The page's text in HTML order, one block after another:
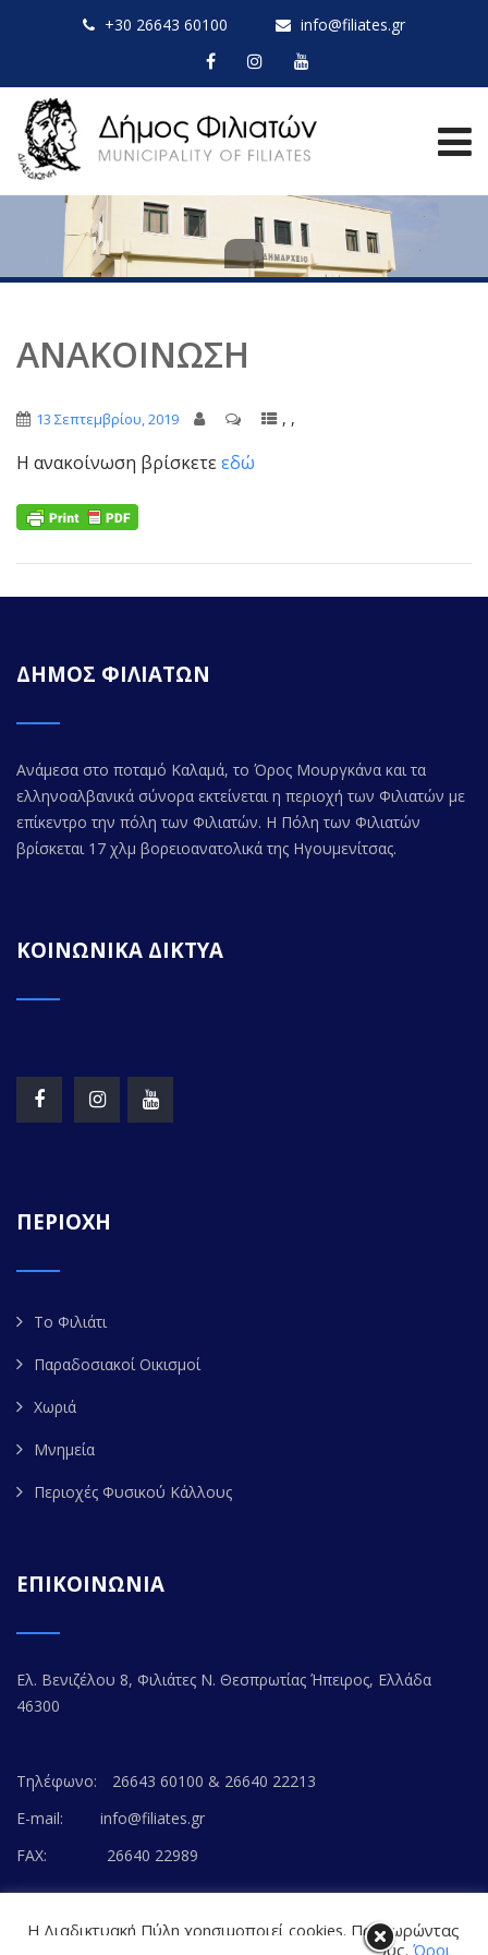
+30 26643 60100 info@filiates.gr
ΑΝΑΚΟΙΝΩΣΗ
13 Σεπτεμβρίου, 2019 , ,
Η ανακοίνωση βρίσκετεεδώ
ΔΗΜΟΣ ΦΙΛΙΑΤΩΝ
Ανάμεσα στο ποταμό Καλαμά, το Όρος Μουργκάνα και τα
ελληνοαλβανικά σύνορα εκτείνεται η περιοχή των Φιλιατών με
επίκεντρο την πόλη των Φιλιατών. Η Πόλη των Φιλιατών
βρίσκεται 17 χλμ βορειοανατολικά της Ηγουμενίτσας.
ΚΟΙΝΩΝΙΚΑ ΔΙΚΤΥΑ
ΠΕΡΙΟΧΗ
Το Φιλιάτι
Παραδοσιακοί Οικισμοί
Χωριά
Μνημεία
Περιοχές Φυσικού Κάλλους
ΕΠΙΚΟΙΝΩΝΙΑ
Ελ. Βενιζέλου 8, Φιλιάτες Ν. Θεσπρωτίας Ήπειρος, Ελλάδα
46300
Τηλέφωνο:
26643 60100 & 26640 22213
E-mail:
info@filiates.gr
FAX:
26640 22989
Η Διαδικτυακή Πύλη χρησιμοποιεί cookies. Προχωρώντας
στο περιεχόμενο, συναινείτε με την αποδοχή τους. Όροι